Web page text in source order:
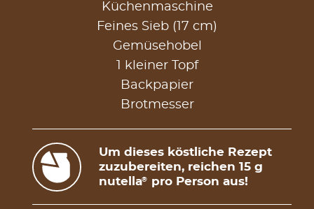
Küchenmaschine
Feines Sieb (17 cm)
Gemüsehobel
1 kleiner Topf
Backpapier
Brotmesser
Um dieses köstliche Rezept
zuzubereiten, reichen 15 g
nutella® pro Person aus!